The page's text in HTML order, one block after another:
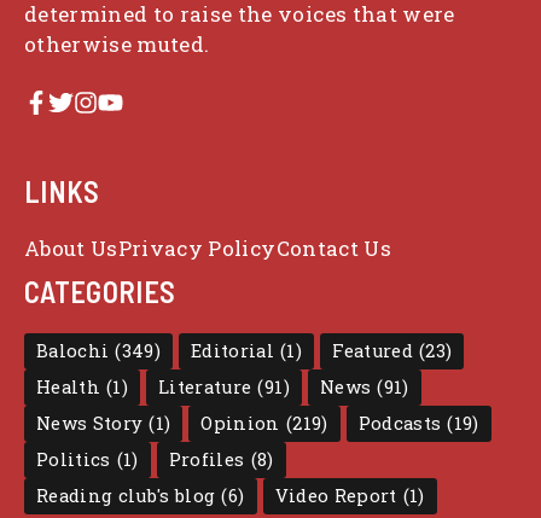
determined to raise the voices that were
otherwise muted.
LINKS
About UsPrivacy PolicyContact Us
CATEGORIES
Balochi (349) Editorial (1) Featured (23)
Health (1) Literature (91) News (91)
News Story (1) Opinion (219) Podcasts (19)
Politics (1) Profiles (8)
Reading club's blog (6) Video Report (1)